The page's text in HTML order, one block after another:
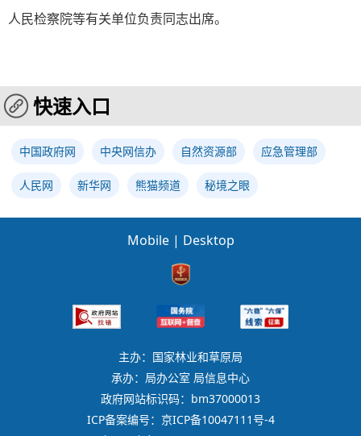
人民检察院等有关单位负责同志出席。
快速入口
中国政府网 中央网信办 自然资源部 应急管理部
人民网 新华网 熊猫频道 秘境之眼
Mobile | Desktop
主办：国家林业和草原局
承办：局办公室 局信息中心
政府网站标识码：bm37000013
ICP备案编号：京ICP备10047111号-4